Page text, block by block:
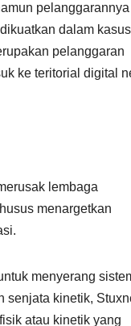
pelanggarannya
dalam kasus
pelanggaran
ke teritorial digital
lembaga
menargetkan
menyerang
senjata kinetik,
atau kinetik yang